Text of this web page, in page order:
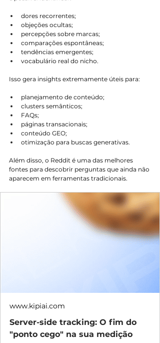
dores recorrentes;
objeções ocultas;
percepções sobre marcas;
comparações espontâneas;
tendências emergentes;
vocabulário real do nicho.
Isso gera insights extremamente úteis para:
planejamento de conteúdo;
clusters semânticos;
FAQs;
páginas transacionais;
conteúdo GEO;
otimização para buscas generativas.
Além disso, o Reddit é uma das melhores
fontes para descobrir perguntas que ainda não
aparecem em ferramentas tradicionais.
www.kipiai.com
Server-side tracking: O fim do
"ponto cego" na sua medição